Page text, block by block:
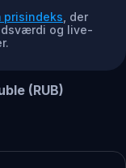
prisindeks , der
og live-
(RUB)